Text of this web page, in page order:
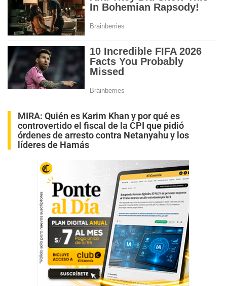
MIRA: Quién es Karim Khan y por qué es
controvertido el fiscal de la CPI que pidió
órdenes de arresto contra Netanyahu y los
líderes de Hamás